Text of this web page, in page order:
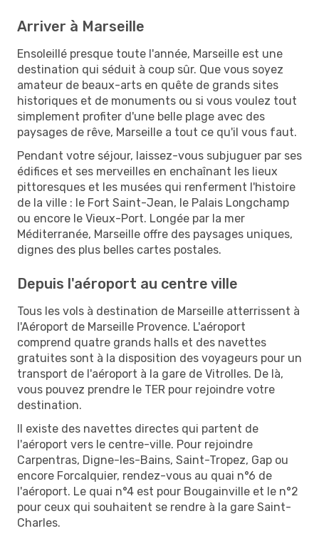
Arriver à Marseille
Ensoleillé presque toute l'année, Marseille est une
destination qui séduit à coup sûr. Que vous soyez
amateur de beaux-arts en quête de grands sites
historiques et de monuments ou si vous voulez tout
simplement profiter d'une belle plage avec des
paysages de rêve, Marseille a tout ce qu'il vous faut.
Pendant votre séjour, laissez-vous subjuguer par ses
édifices et ses merveilles en enchaînant les lieux
pittoresques et les musées qui renferment l'histoire
de la ville : le Fort Saint-Jean, le Palais Longchamp
ou encore le Vieux-Port. Longée par la mer
Méditerranée, Marseille offre des paysages uniques,
dignes des plus belles cartes postales.
Depuis l'aéroport au centre ville
Tous les vols à destination de Marseille atterrissent à
l'Aéroport de Marseille Provence. L'aéroport
comprend quatre grands halls et des navettes
gratuites sont à la disposition des voyageurs pour un
transport de l'aéroport à la gare de Vitrolles. De là,
vous pouvez prendre le TER pour rejoindre votre
destination.
Il existe des navettes directes qui partent de
l'aéroport vers le centre-ville. Pour rejoindre
Carpentras, Digne-les-Bains, Saint-Tropez, Gap ou
encore Forcalquier, rendez-vous au quai n°6 de
l'aéroport. Le quai n°4 est pour Bougainville et le n°2
pour ceux qui souhaitent se rendre à la gare Saint-
Charles.